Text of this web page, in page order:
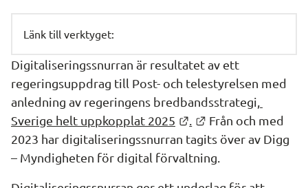
Länk till verktyget:
Digitaliseringssnurran är resultatet av ett
regeringsuppdrag till Post- och telestyrelsen med
anledning av regeringens bredbandsstrategi,
Sverige helt uppkopplat 2025
Länk till annan
Länk till annan
Från och med
2023 har digitaliseringssnurran tagits över av Digg
– Myndigheten för digital förvaltning.